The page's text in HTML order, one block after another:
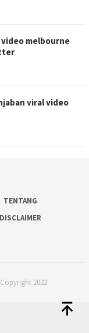
melbourne
viral video
TENTANG
DISCLAIMER
2022